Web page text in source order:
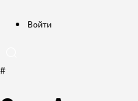
Войти
#